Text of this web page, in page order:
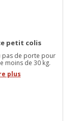
petit colis
pas de porte pour
moins de 30 kg.
plus